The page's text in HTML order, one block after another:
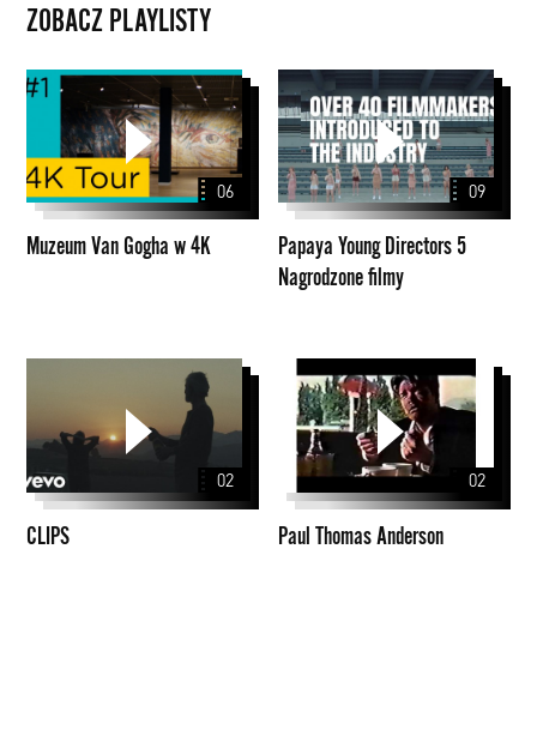
ZOBACZ PLAYLISTY
Muzeum
w
4K
06
Muzeum Van Gogha w 4K
Papaya
Young
Directors
5
Nagrodzone
09
Papaya Young Directors 5
Nagrodzone filmy
02
CLIPS
Paul
Thomas
Anderson
02
Paul Thomas Anderson